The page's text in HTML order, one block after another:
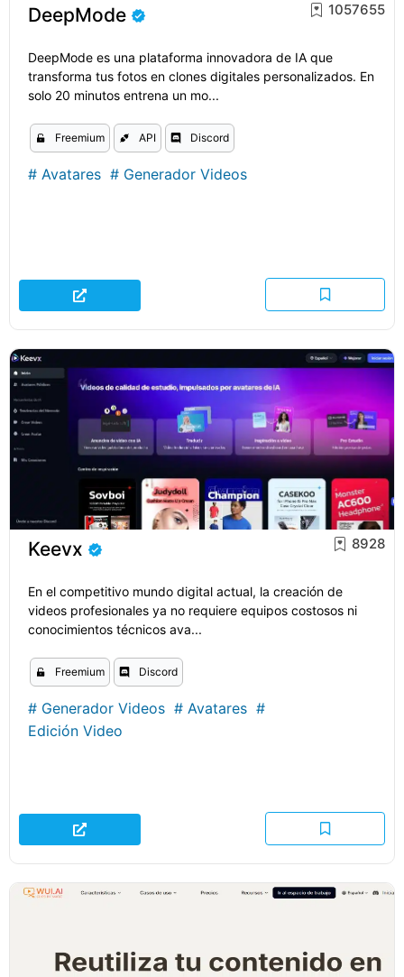
DeepMode 1057655
DeepMode es una plataforma innovadora de IA que
transforma tus fotos en clones digitales personalizados. En
solo 20 minutos entrena un mo...
Freemium API Discord
# Avatares # Generador Videos
Keevx 8928
En el competitivo mundo digital actual, la creación de
videos profesionales ya no requiere equipos costosos ni
conocimientos técnicos ava...
Freemium Discord
# Generador Videos # Avatares #
Edición Video